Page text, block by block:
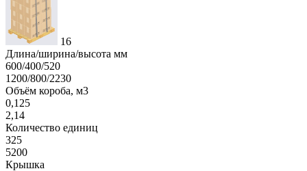
16
Длина/ширина/высота мм
600/400/520
1200/800/2230
Объём короба, м3
0,125
2,14
Количество единиц
325
5200
Крышка